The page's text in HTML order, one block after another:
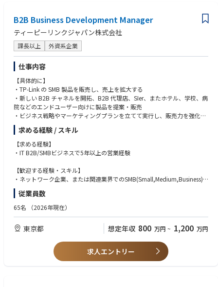
案の実施
• 代理店及びリセラーの販売実績及び在庫、ビジネスチャネル整理などの
管理
• 代理店、リセラー、中小企業、学校、政府もしくはSierなどの顧客からの
問合せ対応
• 自社内のカスタマーサービス部と連携しながら、トラブルシューティン
グ対応
【担当製品】
サーバー本体、サーバー用のマザーボード、サーバー用のビデオカード、
ワークステーション
B2B Business Development Manager
ティーピーリンクジャパン株式会社
課長以上 外資系企業
仕事内容
【具体的に】
・TP-Link の SMB 製品を販売し、売上を拡大する
・新しい B2B チャネルを開拓、B2B 代理店、SIer、またホテル、学校、病
院などのエンドユーザー向けに製品を提案・販売
・ビジネス戦略やマーケティングプランを立てて実行し、販売力を強化す
る
求める経験 / スキル
【求める経験】
・IT B2B/SMBビジネスで5年以上の営業経験
【歓迎する経験・スキル】
・ネットワーク企業、または関連業界でのSMB(Small,Medium,Business)
経験がある
・B2Bチャネルや顧客のリソースを持つ方を優遇
従業員数
65名 （2026年現在）
東京都 想定年収 800 万円 ~ 1,200 万円
求人エントリー